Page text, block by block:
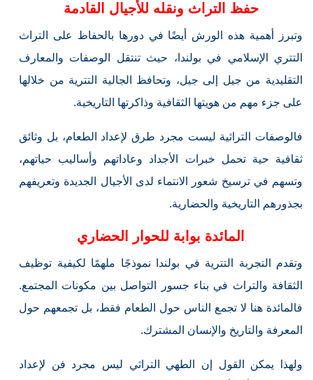
حفظ التراث ونقله للأجيال القادمة
وتبرز أهمية هذه الورش أيضًا في دورها بالحفاظ على التراث
التتري الإسلامي في بولندا، حيث تنتقل الوصفات والمعارف
التقليدية من جيل إلى جيل، وتحافظ الجالية التترية من خلالها
على جزء مهم من هويتها الثقافية وذاكرتها التاريخية.
فالوصفات التراثية ليست مجرد طرق لإعداد الطعام، بل وثائق
ثقافية حية تحمل خبرات الأجداد وعاداتهم وأساليب حياتهم،
وتسهم في ترسيخ شعور الانتماء لدى الأجيال الجديدة وتعريفهم
بجذورهم التاريخية والحضارية.
المائدة بوابة للحوار الحضاري
وتقدم التجربة التترية في بولندا نموذجًا ملهمًا لكيفية توظيف
الثقافة والتراث في بناء جسور التواصل بين مكونات المجتمع.
فالمائدة هنا لا تجمع الناس حول الطعام فقط، بل تجمعهم حول
المعرفة والتاريخ والإنسان المشترك.
ولهذا يمكن القول إن الطهي التراثي ليس مجرد فن لإعداد